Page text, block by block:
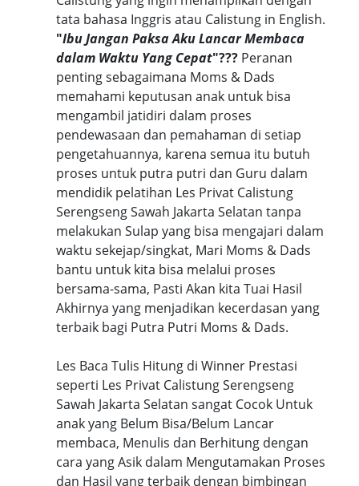
tata bahasa Inggris atau Calistung in English.
"Ibu Jangan Paksa Aku Lancar Membaca
dalam Waktu Yang Cepat"??? Peranan
penting sebagaimana Moms & Dads
memahami keputusan anak untuk bisa
mengambil jatidiri dalam proses
pendewasaan dan pemahaman di setiap
pengetahuannya, karena semua itu butuh
proses untuk putra putri dan Guru dalam
mendidik pelatihan Les Privat Calistung
Serengseng Sawah Jakarta Selatan tanpa
melakukan Sulap yang bisa mengajari dalam
waktu sekejap/singkat, Mari Moms & Dads
bantu untuk kita bisa melalui proses
bersama-sama, Pasti Akan kita Tuai Hasil
Akhirnya yang menjadikan kecerdasan yang
terbaik bagi Putra Putri Moms & Dads.
Les Baca Tulis Hitung di Winner Prestasi
seperti Les Privat Calistung Serengseng
Sawah Jakarta Selatan sangat Cocok Untuk
anak yang Belum Bisa/Belum Lancar
membaca, Menulis dan Berhitung dengan
cara yang Asik dalam Mengutamakan Proses
dan Hasil yang terbaik dengan bimbingan